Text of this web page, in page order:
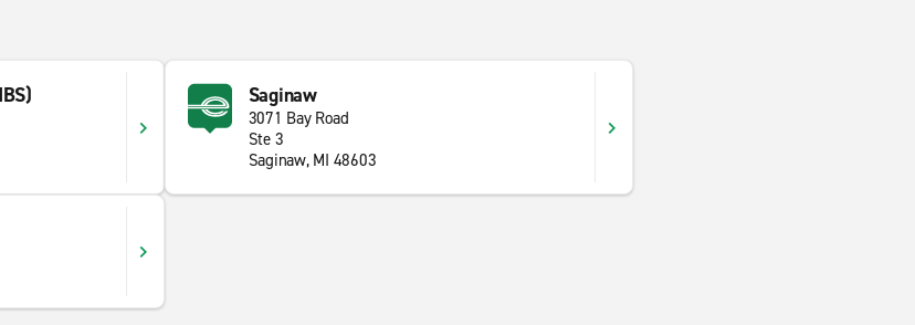
Saginaw
3071 Bay Road
Ste 3
Saginaw, MI 48603